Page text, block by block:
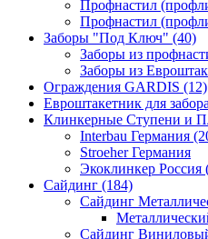
Профнастил
Профнастил
Заборы "Под Ключ" (40)
Заборы из
Заборы из
Ограждения GARDIS (12)
Евроштакетник для
Клинкерные Ступени и
Interbau Германия
Stroeher Германия
Экоклинкер Россия
Сайдинг (184)
Сайдинг
Сайдинг